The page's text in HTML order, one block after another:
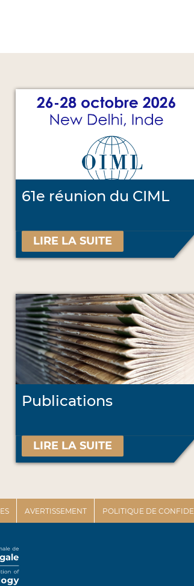
61e réunion du CIML
LIRE LA SUITE
Publications
LIRE LA SUITE
AVERTISSEMENT POLITIQUE DE